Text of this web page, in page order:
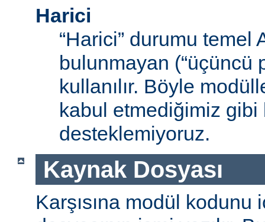
Harici
“Harici” durumu temel
bulunmayan (“üçüncü
kullanılır. Böyle
kabul etmediğimiz gibi
desteklemiyoruz.
Kaynak Dosyası
Karşısına modül kodunu